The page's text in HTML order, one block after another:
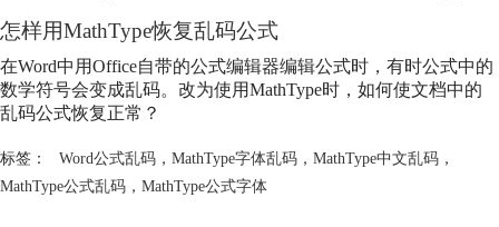
怎样用MathType恢复乱码公式
在Word中用Office自带的公式编辑器编辑公式时，有时公式中的
数学符号会变成乱码。改为使用MathType时，如何使文档中的
乱码公式恢复正常？
标签： Word公式乱码， MathType字体乱码， MathType中文乱码，
MathType公式乱码 ， MathType公式字体